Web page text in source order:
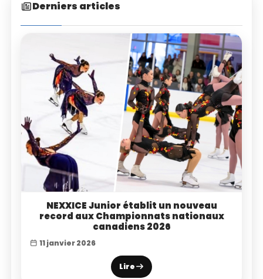
Derniers articles
NEXXICE Junior établit un nouveau
record aux Championnats nationaux
canadiens 2026
11 janvier 2026
Lire